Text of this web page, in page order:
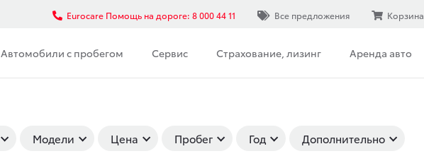
Автомобили с пробегом Сервис Страхование, лизинг Аренда авто
Eurocare Помощь на дороге: 8 000 44 11 Все предложения Корзина
Модели Цена Пробег Год Дополнительно